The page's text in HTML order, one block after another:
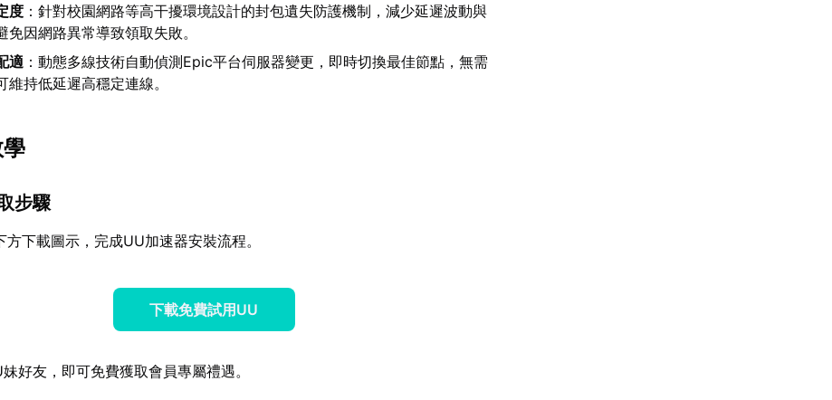
度 ：針對校園網路等高干擾環境設計的封包遺失防護機制，減少延遲波動與
免因網路異常導致領取失敗。
適 ：動態多線技術自動偵測Epic平台伺服器變更，即時切換最佳節點，無需
維持低延遲高穩定連線。
步驟
下載圖示，完成UU加速器安裝流程。
下載免費試用UU
好友，即可免費獲取會員專屬禮遇。